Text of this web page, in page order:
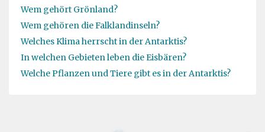
Wem gehört Grönland?
Wem gehören die Falklandinseln?
Welches Klima herrscht in der Antarktis?
In welchen Gebieten leben die Eisbären?
Welche Pflanzen und Tiere gibt es in der Antarktis?